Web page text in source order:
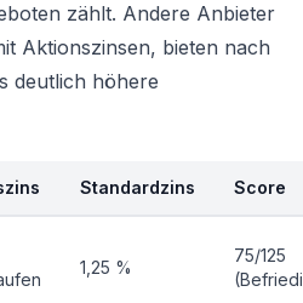
zählt. Andere Anbieter
Aktionszinsen, bieten nach
deutlich höhere
Standardzins Score
1,25 %
75/125